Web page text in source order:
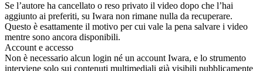
Se l’autore ha cancellato o reso privato il video dopo che l’hai
aggiunto ai preferiti, su Iwara non rimane nulla da recuperare.
Questo è esattamente il motivo per cui vale la pena salvare i video
mentre sono ancora disponibili.
Account e accesso
Non è necessario alcun login né un account Iwara, e lo strumento
interviene solo sui contenuti multimediali già visibili pubblicamente